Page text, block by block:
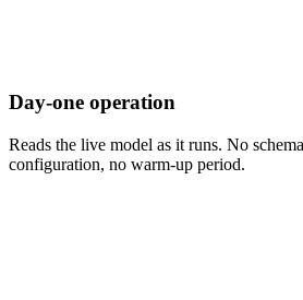
Day-one operation
Reads the live model as it runs. No
configuration, no warm-up period.